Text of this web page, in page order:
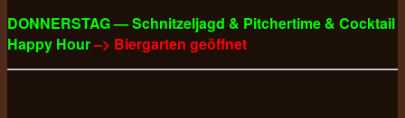
DONNERSTAG — Schnitzeljagd & Pitchertime & Cocktail
Happy Hour–> Biergarten geöffnet